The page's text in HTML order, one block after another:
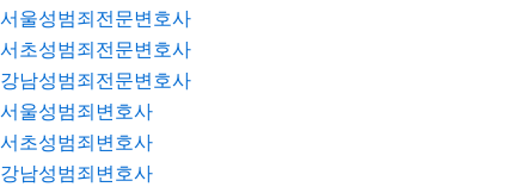
서울성범죄전문변호사
서초성범죄전문변호사
강남성범죄전문변호사
서울성범죄변호사
서초성범죄변호사
강남성범죄변호사